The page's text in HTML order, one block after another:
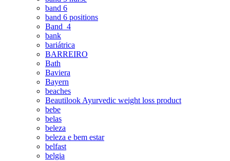
band 6
band 6 positions
Band_4
bank
bariátrica
BARREIRO
Bath
Baviera
Bayern
beaches
Beautilook Ayurvedic weight loss product
bebe
belas
beleza
beleza e bem estar
belfast
belgia